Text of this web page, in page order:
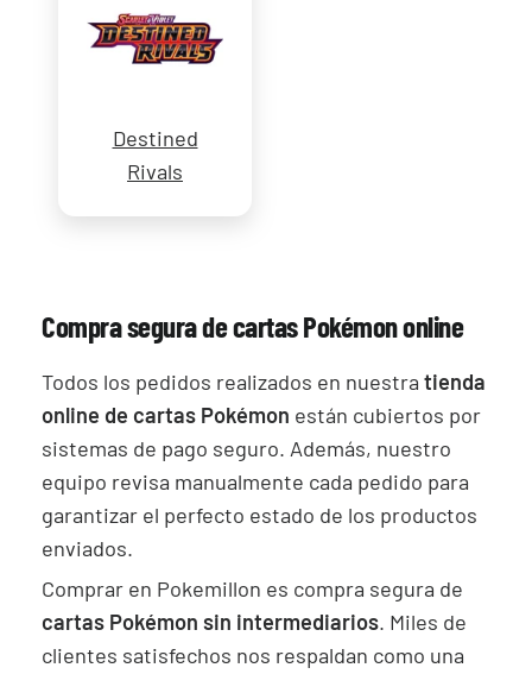
Destined
Rivals
Compra segura de cartas Pokémon online
Todos los pedidos realizados en nuestratienda
online de cartas Pokémon están cubiertos por
sistemas de pago seguro. Además, nuestro
equipo revisa manualmente cada pedido para
garantizar el perfecto estado de los productos
enviados.
Comprar en Pokemillon es compra segura de
cartas Pokémon sin intermediarios. Miles de
clientes satisfechos nos respaldan como una